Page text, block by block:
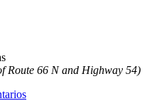
Route 66 N and Highway 54)